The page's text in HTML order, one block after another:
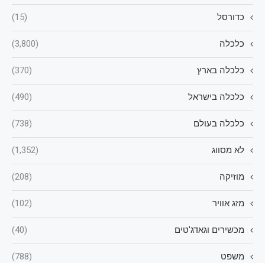
כדורסל (15)
כלכלה (3,800)
כלכלה בארץ (370)
כלכלה בישראל (490)
כלכלה בעולם (738)
לא מסווג (1,352)
מוזיקה (208)
מזג אוויר (102)
מכשירים וגאדג'טים (40)
משפט (788)